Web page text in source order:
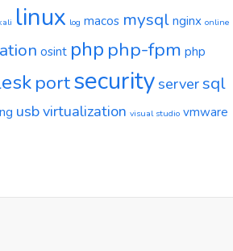
linux log macos mysql nginx online
osint php php-fpm php
portsecurity serversql
usbvirtualization visual studio vmware